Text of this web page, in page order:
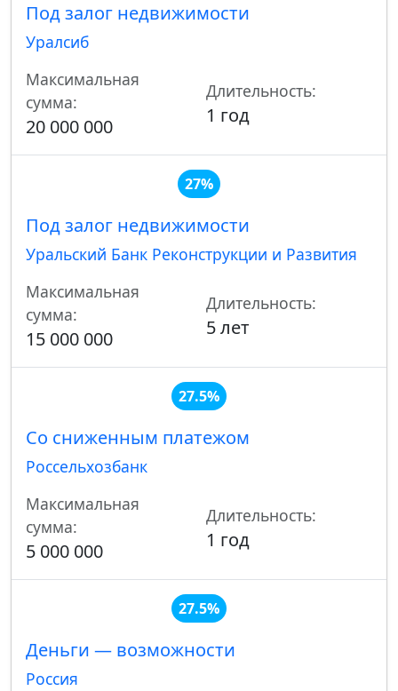
Под залог недвижимости
Уралсиб
Максимальная
сумма:
20 000 000
Длительность:
1 год
27%
Под залог недвижимости
Уральский Банк Реконструкции и Развития
Максимальная
сумма:
15 000 000
Длительность:
5 лет
27.5%
Со сниженным платежом
Россельхозбанк
Максимальная
сумма:
5 000 000
Длительность:
1 год
27.5%
Деньги — возможности
Россия